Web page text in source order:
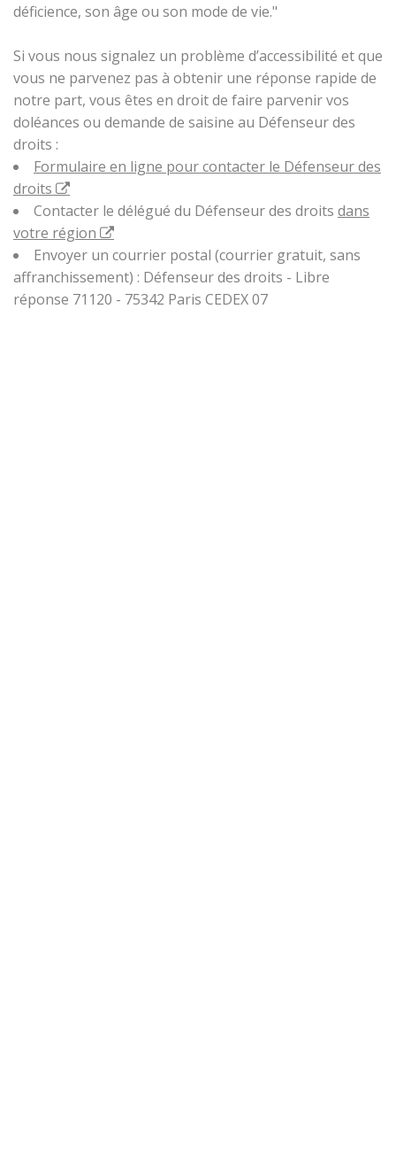
déficience, son âge ou son mode de vie."
Si vous nous signalez un problème d’accessibilité et que
vous ne parvenez pas à obtenir une réponse rapide de
notre part, vous êtes en droit de faire parvenir vos
doléances ou demande de saisine au Défenseur des
droits :
Formulaire en ligne pour contacter le Défenseur des
droits
Contacter le délégué du Défenseur des droits dans
votre région
Envoyer un courrier postal (courrier gratuit, sans
affranchissement) : Défenseur des droits - Libre
réponse 71120 - 75342 Paris CEDEX 07